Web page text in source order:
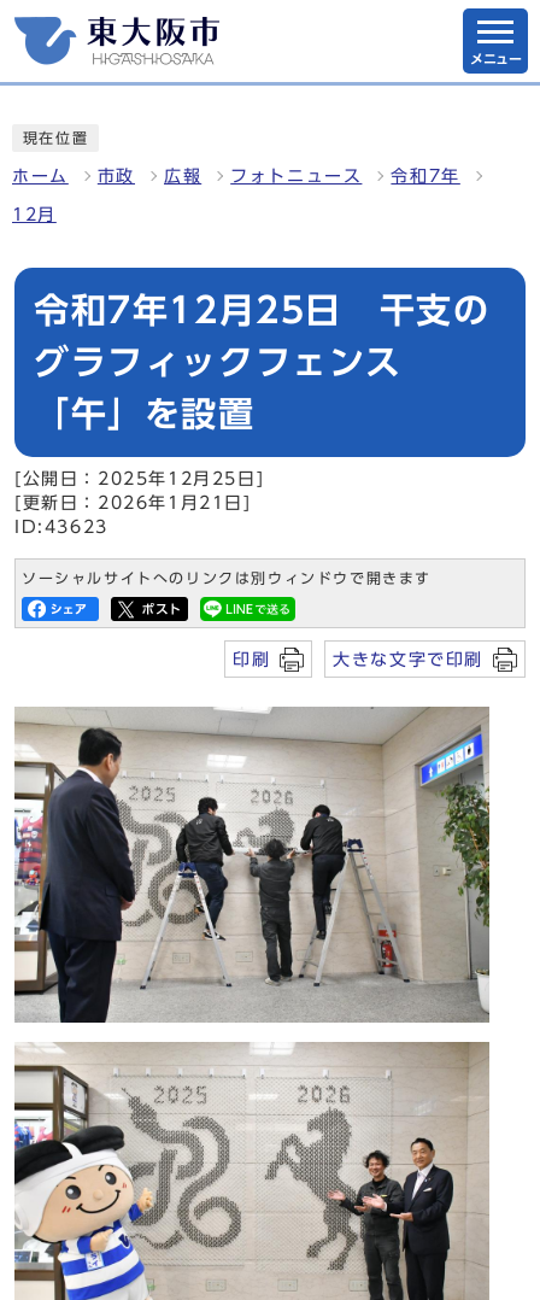
メニュー
現在位置
ホーム 市政 広報 フォトニュース 令和7年
12月
令和7年12月25日 干支の
グラフィックフェンス
「午」を設置
[公開日：2025年12月25日]
[更新日：2026年1月21日]
ID:43623
ソーシャルサイトへのリンクは別ウィンドウで開きます
印刷 大きな文字で印刷